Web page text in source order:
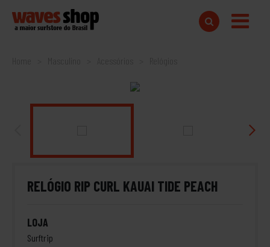
Home
RELÓGIO RIP CURL KAUAI TIDE PEACH
LOJA
Surftrip